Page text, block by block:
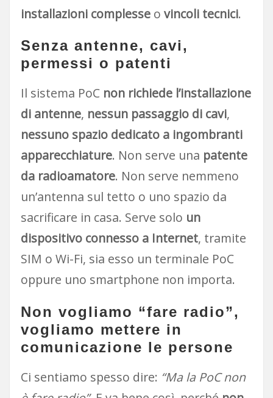
installazioni complesseo vincoli tecnici.
Senza antenne, cavi,
permessi o patenti
Il sistema PoC non richiede l’installazione
di antenne, nessun passaggio di cavi,
nessuno spazio dedicato a ingombranti
apparecchiature. Non serve una patente
da radioamatore. Non serve nemmeno
un’antenna sul tetto o uno spazio da
sacrificare in casa. Serve solo un
dispositivo connesso a Internet, tramite
SIM o Wi-Fi, sia esso un terminale PoC
oppure uno smartphone non importa.
Non vogliamo “fare radio”,
vogliamo mettere in
comunicazione le persone
Ci sentiamo spesso dire: “Ma la PoC non